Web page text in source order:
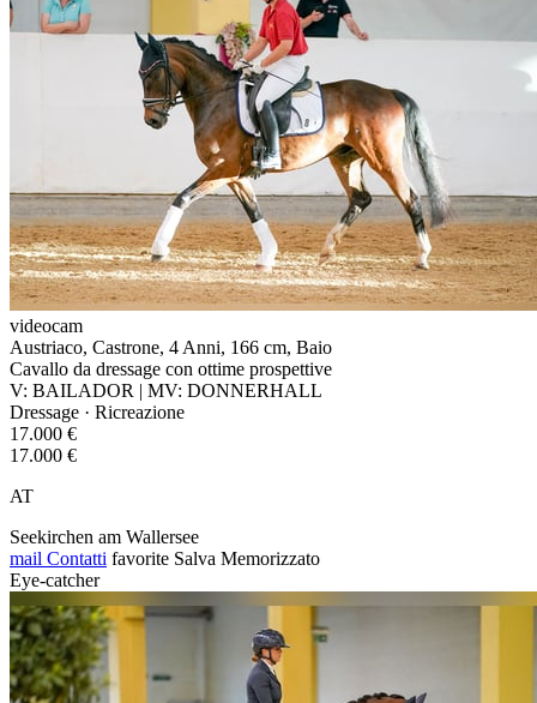
videocam
Austriaco, Castrone, 4 Anni, 166 cm, Baio
Cavallo da dressage con ottime prospettive
V: BAILADOR | MV: DONNERHALL
Dressage · Ricreazione
17.000 €
17.000 €
AT
Seekirchen am Wallersee
mail Contatti favorite Salva Memorizzato
Eye-catcher